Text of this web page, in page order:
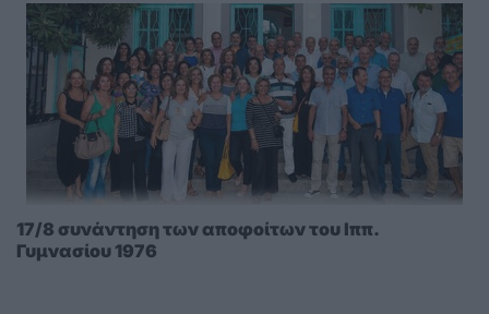
17/8 συνάντηση των αποφοίτων του Ιππ.
Γυμνασίου 1976